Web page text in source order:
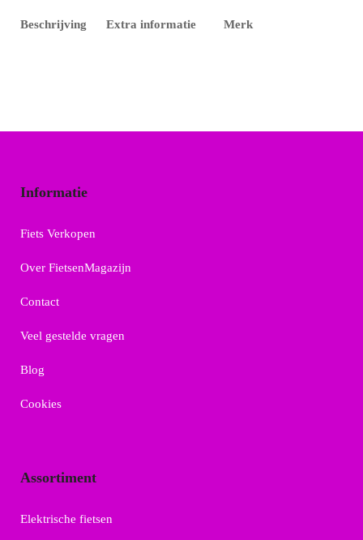
Beschrijving Extra informatie Merk
Informatie
Fiets Verkopen
Over FietsenMagazijn
Contact
Veel gestelde vragen
Blog
Cookies
Assortiment
Elektrische fietsen